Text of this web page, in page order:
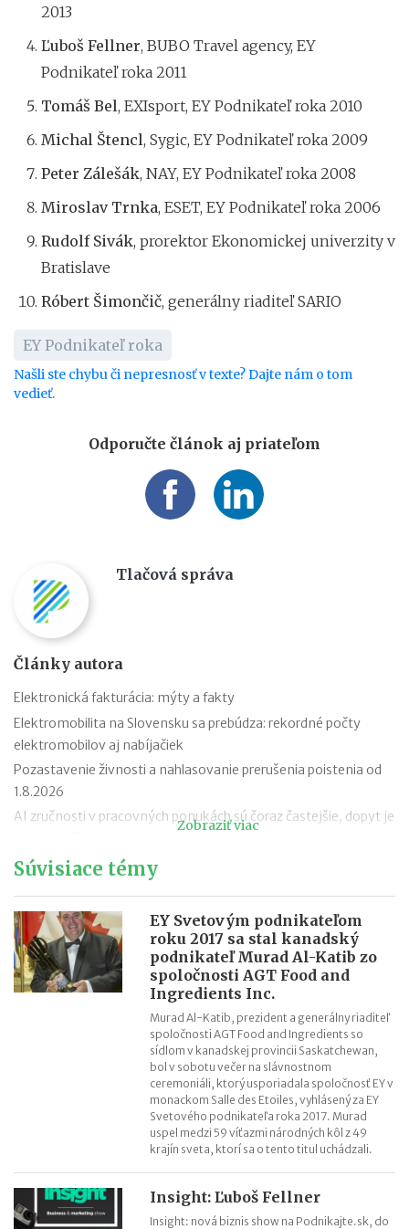
2013
Ľuboš Fellner, BUBO Travel agency, EY
Podnikateľ roka 2011
Tomáš Bel, EXIsport, EY Podnikateľ roka 2010
Michal Štencl, Sygic, EY Podnikateľ roka 2009
Peter Zálešák, NAY, EY Podnikateľ roka 2008
Miroslav Trnka, ESET, EY Podnikateľ roka 2006
Rudolf Sivák, prorektor Ekonomickej univerzity v
Bratislave
Róbert Šimončič, generálny riaditeľ SARIO
EY Podnikateľ roka
Našli ste chybu či nepresnosť v texte? Dajte nám o tom
vedieť.
Odporučte článok aj priateľom
Tlačová správa
Články autora
Elektronická fakturácia: mýty a fakty
Elektromobilita na Slovensku sa prebúdza: rekordné počty
elektromobilov aj nabíjačiek
Pozastavenie živnosti a nahlasovanie prerušenia poistenia od
1.8.2026
AI zručnosti v pracovných ponukách sú čoraz častejšie, dopyt je
Návrat z dovolenky mimo EÚ: čo si možno priniesť bez platenia
Nové pravidlá EÚ v leteckej doprave: zlepšenie práv pre
cestujúcich
Riziká lacného „značkového“ tovaru: strata peňazí aj ohrozenie
zdravia
Nové pravidlá kontroly PZP od 1.8.2026
Nárok na daňový bonus či platenie poistného: pravidlá a
termíny po skončení školského roka
OČR cez letné prázdniny a zmena tlačiva v roku 2026
Zobraziť viac
Súvisiace témy
EY Svetovým podnikateľom
roku 2017 sa stal kanadský
podnikateľ Murad Al-Katib zo
spoločnosti AGT Food and
Ingredients Inc.
Murad Al-Katib, prezident a generálny riaditeľ
spoločnosti AGT Food and Ingredients so
sídlom v kanadskej provincii Saskatchewan,
bol v sobotu večer na slávnostnom
ceremoniáli, ktorý usporiadala spoločnosť EY v
monackom Salle des Etoiles, vyhlásený za EY
Svetového podnikateľa roka 2017. Murad
uspel medzi 59 víťazmi národných kôl z 49
krajín sveta, ktorí sa o tento titul uchádzali.
Insight: Ľuboš Fellner
Insight: nová biznis show na Podnikajte.sk, do